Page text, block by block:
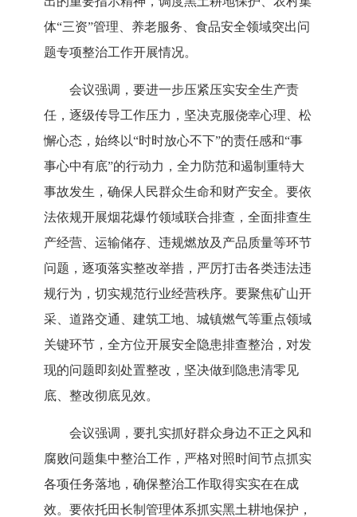
体“三资”管理、养老服务、食品安全领域突出问
题专项整治工作开展情况。
会议强调，要进一步压紧压实安全生产责
任，逐级传导工作压力，坚决克服侥幸心理、松
懈心态，始终以“时时放心不下”的责任感和“事
事心中有底”的行动力，全力防范和遏制重特大
事故发生，确保人民群众生命和财产安全。要依
法依规开展烟花爆竹领域联合排查，全面排查生
产经营、运输储存、违规燃放及产品质量等环节
问题，逐项落实整改举措，严厉打击各类违法违
规行为，切实规范行业经营秩序。要聚焦矿山开
采、道路交通、建筑工地、城镇燃气等重点领域
关键环节，全方位开展安全隐患排查整治，对发
现的问题即刻处置整改，坚决做到隐患清零见
底、整改彻底见效。
会议强调，要扎实抓好群众身边不正之风和
腐败问题集中整治工作，严格对照时间节点抓实
各项任务落地，确保整治工作取得实实在在成
效。要依托田长制管理体系抓实黑土耕地保护，